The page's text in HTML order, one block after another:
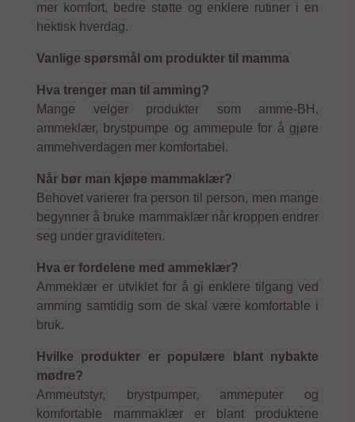
mer komfort, bedre støtte og enklere rutiner i en
hektisk hverdag.
Vanlige spørsmål om produkter til mamma
Hva trenger man til amming?
Mange velger produkter som amme-BH,
ammeklær, brystpumpe og ammepute for å gjøre
ammehverdagen mer komfortabel.
Når bør man kjøpe mammaklær?
Behovet varierer fra person til person, men mange
begynner å bruke mammaklær når kroppen endrer
seg under graviditeten.
Hva er fordelene med ammeklær?
Ammeklær er utviklet for å gi enklere tilgang ved
amming samtidig som de skal være komfortable i
bruk.
Hvilke produkter er populære blant nybakte
mødre?
Ammeutstyr, brystpumper, ammeputer og
komfortable mammaklær er blant produktene